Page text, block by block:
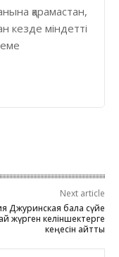
қарамастан,
кезде міндетті
Next article
Джуринская бала сүйе
жүрген келіншектерге
кеңесін айтты